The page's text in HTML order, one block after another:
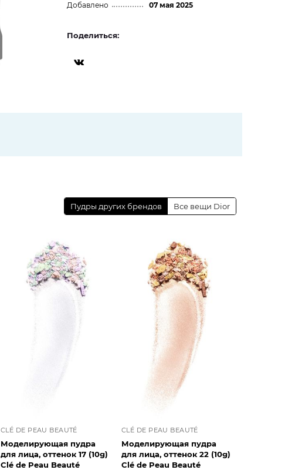
Добавлено
07 мая 2025
Поделиться:
Пудры других брендов Все вещи Dior
CLÉ DE PEAU BEAUTÉ
Моделирующая пудра
для лица, оттенок 17 (10g)
Clé de Peau Beauté
CLÉ DE PEAU BEAUTÉ
Моделирующая пудра
для лица, оттенок 22 (10g)
Clé de Peau Beauté